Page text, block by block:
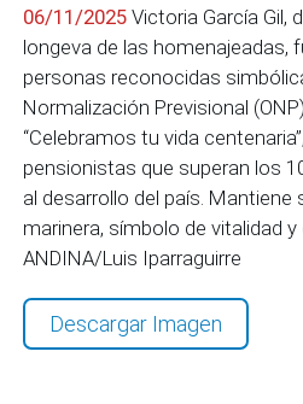
06/11/2025 Victoria García Gil,
longeva de las homenajeadas,
personas reconocidas
Normalización Previsional
“Celebramos tu vida
pensionistas que superan los
al desarrollo del país. Mantiene
marinera, símbolo de vitalidad
ANDINA/Luis Iparraguirre
Descargar Imagen